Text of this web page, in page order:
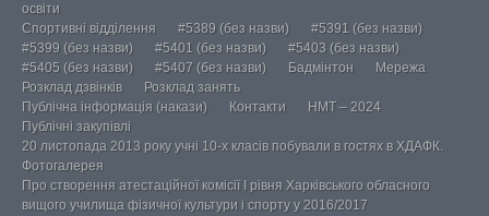
освіти
Спортивні відділення
#5389 (без назви)
#5391 (без назви)
#5399 (без назви)
#5401 (без назви)
#5403 (без назви)
#5405 (без назви)
#5407 (без назви) Бадмінтон
Мережа
Розклад дзвінків
Розклад занять
Публічна інформація (накази)
Контакти
НМТ – 2024
Публічні закупівлі
20 листопада 2013 року учні 10-х класів побували в гостях в ХДАФК.
Фотогалерея
Про створення атестаційної комісії І рівня Харківського обласного
вищого училища фізичної культури і спорту у 2016/2017